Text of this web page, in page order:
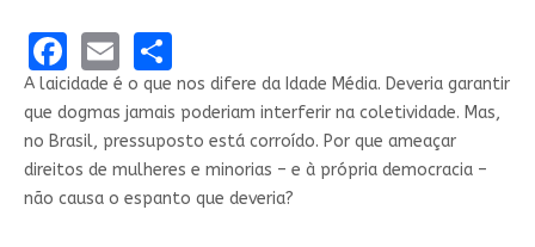
Facebook
EmailShare
A laicidade é o que nos difere da Idade Média. Deveria garantir
que dogmas jamais poderiam interferir na coletividade. Mas,
no Brasil, pressuposto está corroído. Por que ameaçar
direitos de mulheres e minorias – e à própria democracia –
não causa o espanto que deveria?